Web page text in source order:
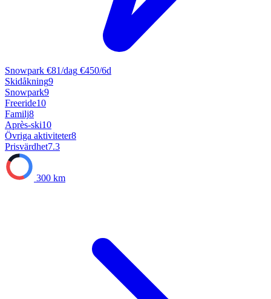
Snowpark €81/dag €450/6d
Skidåkning9
Snowpark9
Freeride10
Familj8
Après-ski10
Övriga aktiviteter8
Prisvärdhet7.3
300 km